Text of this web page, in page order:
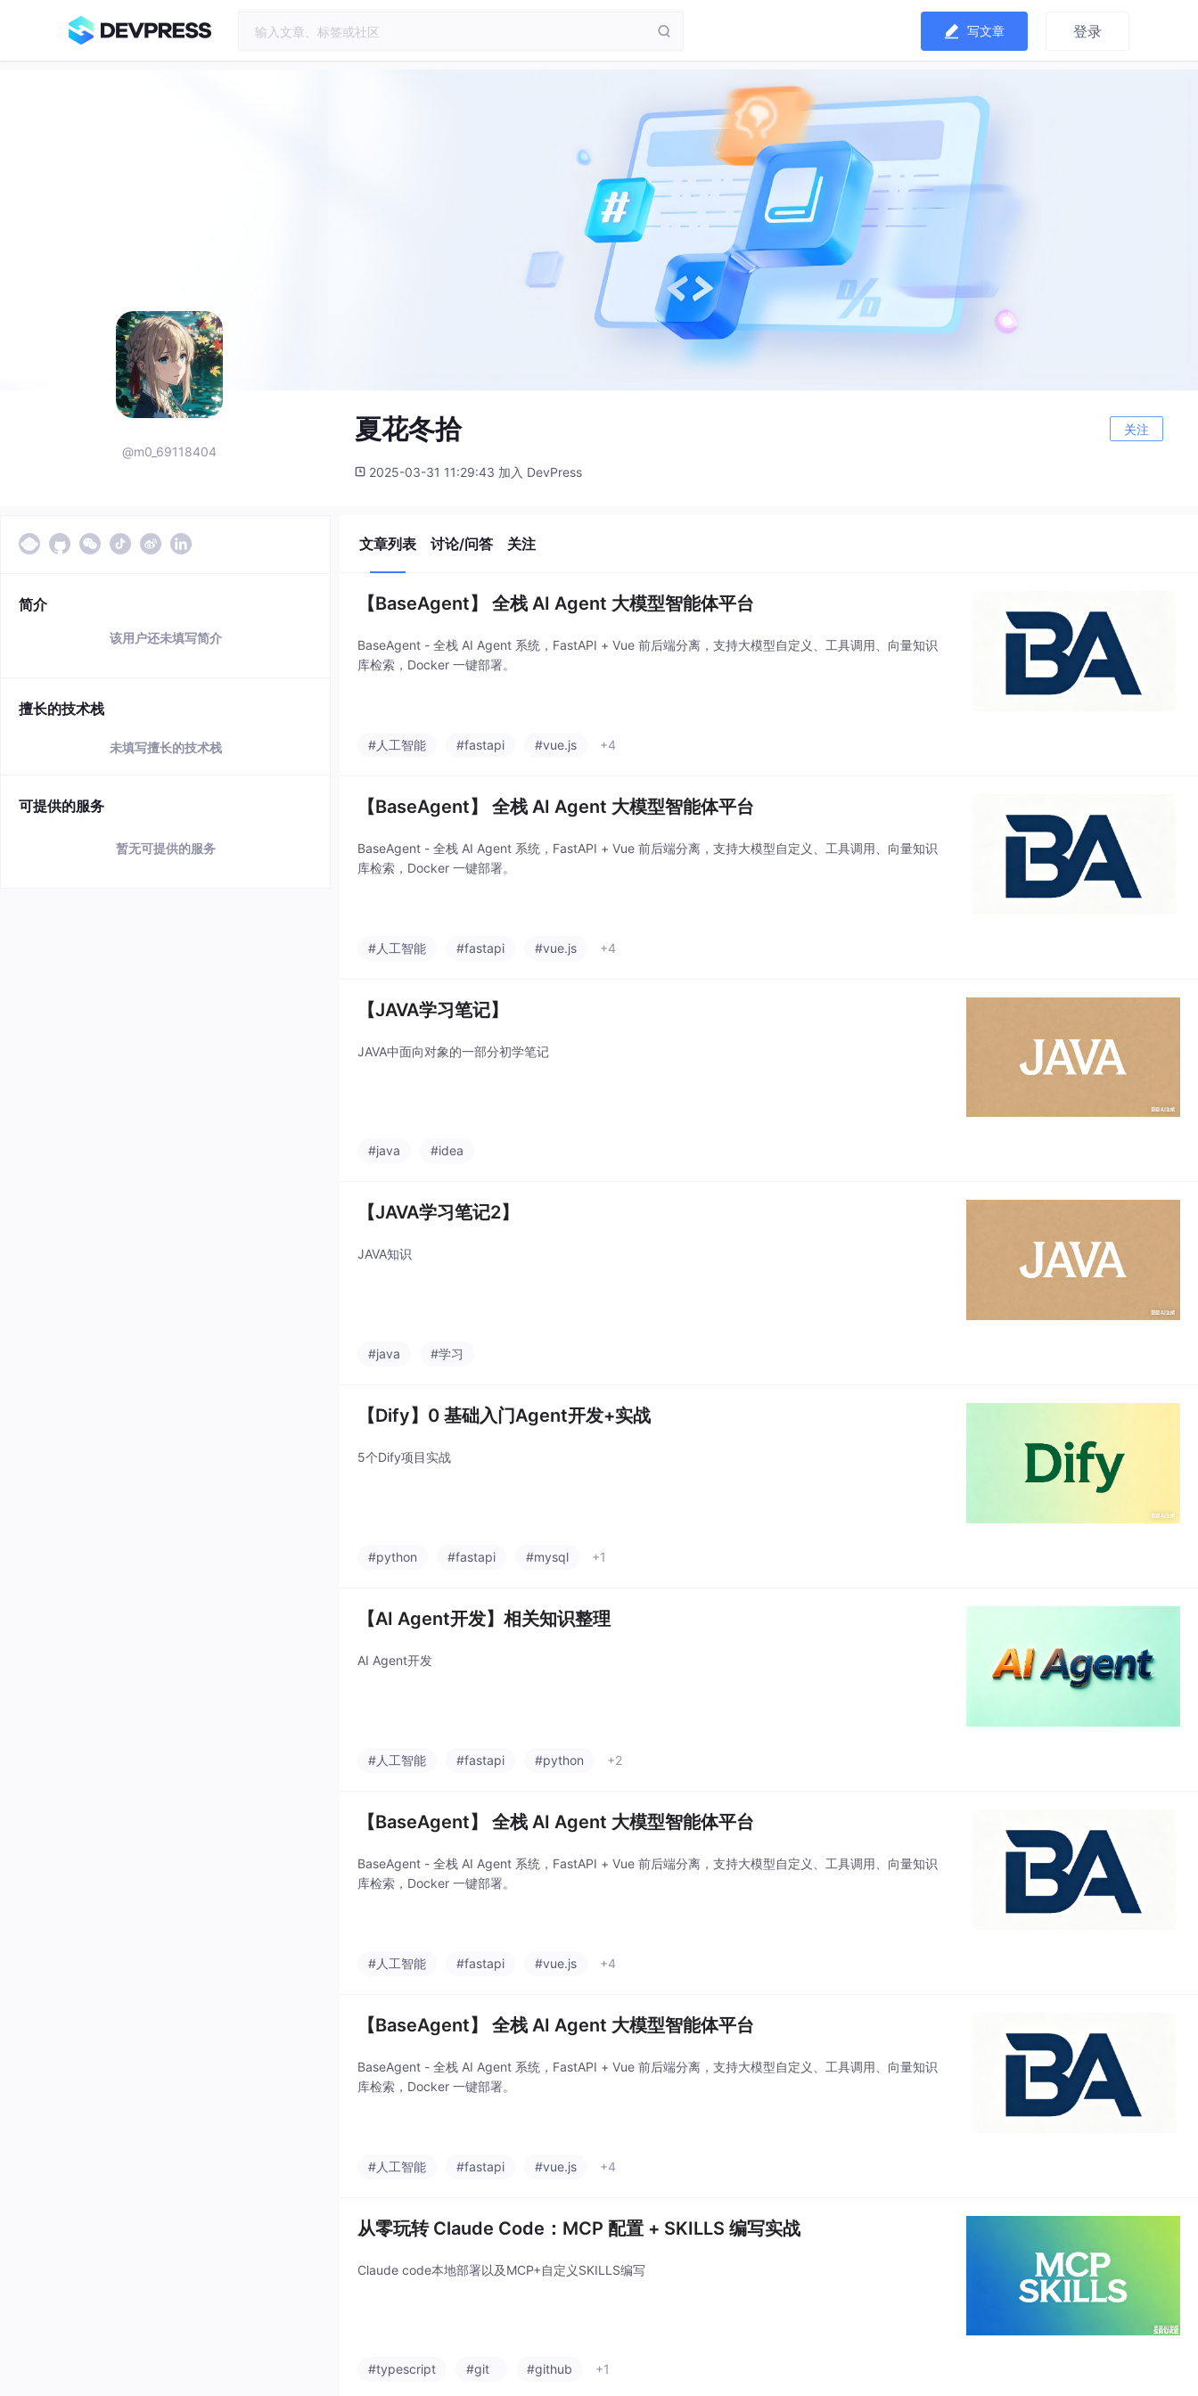
写文章 登录
@m0_69118404
夏花冬拾 关注
2025-03-31 11:29:43 加入 DevPress
简介
该用户还未填写简介
擅长的技术栈
未填写擅长的技术栈
可提供的服务
暂无可提供的服务
文章列表 讨论/问答 关注
【BaseAgent】 全栈 AI Agent 大模型智能体平台
BaseAgent - 全栈 AI Agent 系统，FastAPI + Vue 前后端分离，支持大模型自定义、工具调用、向量知识
库检索，Docker 一键部署。
#人工智能 #fastapi #vue.js +4
【BaseAgent】 全栈 AI Agent 大模型智能体平台
BaseAgent - 全栈 AI Agent 系统，FastAPI + Vue 前后端分离，支持大模型自定义、工具调用、向量知识
库检索，Docker 一键部署。
#人工智能 #fastapi #vue.js +4
【JAVA学习笔记】
JAVA中面向对象的一部分初学笔记
#java #idea
【JAVA学习笔记2】
JAVA知识
#java #学习
【Dify】0 基础入门Agent开发+实战
5个Dify项目实战
#python #fastapi #mysql +1
【AI Agent开发】相关知识整理
AI Agent开发
#人工智能 #fastapi #python +2
【BaseAgent】 全栈 AI Agent 大模型智能体平台
BaseAgent - 全栈 AI Agent 系统，FastAPI + Vue 前后端分离，支持大模型自定义、工具调用、向量知识
库检索，Docker 一键部署。
#人工智能 #fastapi #vue.js +4
【BaseAgent】 全栈 AI Agent 大模型智能体平台
BaseAgent - 全栈 AI Agent 系统，FastAPI + Vue 前后端分离，支持大模型自定义、工具调用、向量知识
库检索，Docker 一键部署。
#人工智能 #fastapi #vue.js +4
从零玩转 Claude Code：MCP 配置 + SKILLS 编写实战
Claude code本地部署以及MCP+自定义SKILLS编写
#typescript #git #github +1